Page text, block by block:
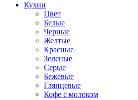
Кухни
Цвет
Белые
Черные
Желтые
Красные
Зеленые
Серые
Бежевые
Глянцевые
Кофе с молоком